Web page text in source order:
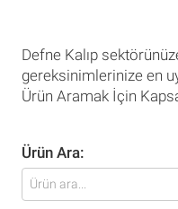
Defne Kalıp
gereksinimlerinize en
Ürün Aramak İçin
Ürün Ara: